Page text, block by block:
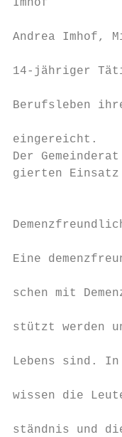
Imhof
Andrea Imhof,
14-jähriger
Berufsleben
eingereicht.
Der
gierten
Eine
schen mit
stützt werden
Lebens sind.
wissen die
ständnis und